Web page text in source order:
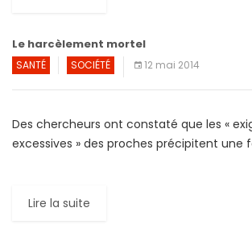
Le harcèlement mortel
SANTÉ SOCIÉTÉ 12 mai 2014
Des chercheurs ont constaté que les «
excessives » des proches précipitent une
Lire la suite